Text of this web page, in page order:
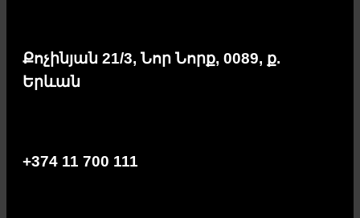
Քոչինյան 21/3, Նոր Նորք, 0089, ք.
Երևան
+374 11 700 111